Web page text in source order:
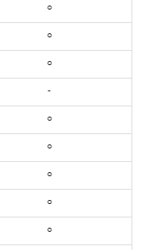
○
○
○
-
○
○
○
○
○